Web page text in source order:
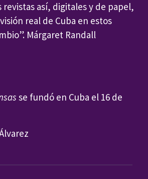
revistas así, digitales y de papel,
real de Cuba en estos
Márgaret Randall
se fundó en Cuba el 16 de